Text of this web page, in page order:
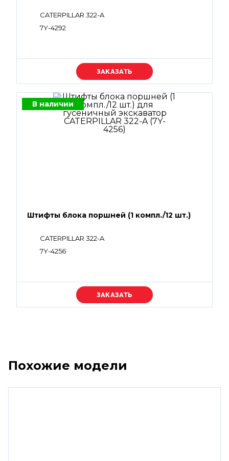
CATERPILLAR 322-A
7Y-4292
Уточняйте цену
В наличии
Штифты блока поршней (1 компл./12 шт.)
CATERPILLAR 322-A
7Y-4256
Уточняйте цену
Похожие модели